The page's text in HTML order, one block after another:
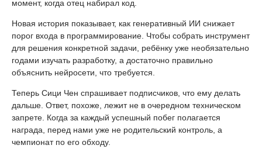
момент, когда отец набирал код.
Новая история показывает, как генеративный ИИ снижает
порог входа в программирование. Чтобы собрать инструмент
для решения конкретной задачи, ребёнку уже необязательно
годами изучать разработку, а достаточно правильно
объяснить нейросети, что требуется.
Теперь Сици Чен спрашивает подписчиков, что ему делать
дальше. Ответ, похоже, лежит не в очередном техническом
запрете. Когда за каждый успешный побег полагается
награда, перед нами уже не родительский контроль, а
чемпионат по его обходу.